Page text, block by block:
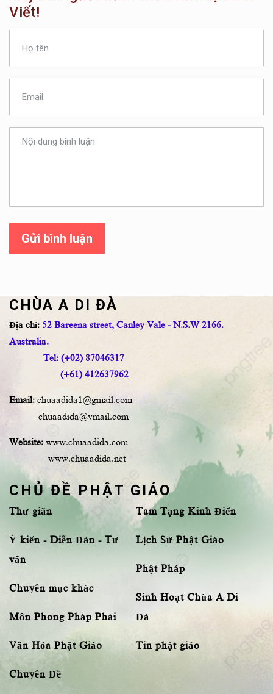
Viết!
Gửi bình luận
CHÙA A DI ĐÀ
Địa chỉ: 52 Bareena street, Canley Vale - N.S.W 2166.
Australia.
Tel: (+02) 87046317
(+61) 412637962
Email: chuaadida1@gmail.com
chuaadida@ymail.com
Website: www.chuaadida.com
www.chuaadida.net
CHỦ ĐỀ PHẬT GIÁO
Thư giãn
Ý kiến - Diễn Đàn - Tư
vấn
Chuyên mục khác
Môn Phong Pháp Phái
Văn Hóa Phật Giáo
Chuyên Đề
Tam Tạng Kinh Điển
Lịch Sử Phật Giáo
Phật Pháp
Sinh Hoạt Chùa A Di
Đà
Tin phật giáo